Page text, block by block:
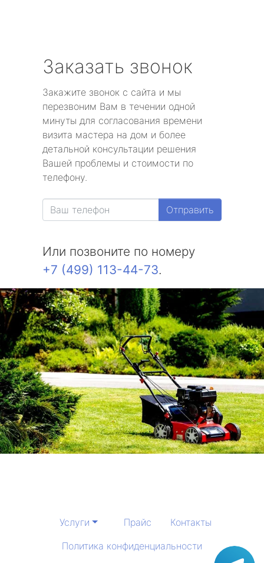
Заказать звонок
Закажите звонок с сайта и мы
перезвоним Вам в течении одной
минуты для согласования времени
визита мастера на дом и более
детальной консультации решения
Вашей проблемы и стоимости по
телефону.
Отправить
Или позвоните по номеру
+7 (499) 113-44-73.
Услуги Прайс
Контакты
Политика конфиденциальности